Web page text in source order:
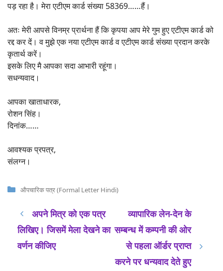
पड़ रहा है। मेरा एटीएम कार्ड संख्या 58369……हैं।
अतः मेरी आपसे विनम्र प्रार्थना हैं कि कृपया आप मेरे गुम हुए एटीएम कार्ड को
रद्द कर दें। व मुझे एक नया एटीएम कार्ड व एटीएम कार्ड संख्या प्रदान करके
कृतार्थ करें।
इसके लिए मै आपका सदा आभारी रहूंगा।
सधन्यवाद।
आपका खाताधारक,
रोशन सिंह।
दिनांक……
आवश्यक प्रपत्र,
संलग्न।
Categories
औपचारिक पत्र (Formal Letter Hindi)
अपने मित्र को एक पत्र
लिखिए। जिसमें मेला देखने का
वर्णन कीजिए
व्यापारिक लेन-देन के
सम्बन्ध में कम्पनी की ओर
से पहला ऑर्डर प्राप्त
करने पर धन्यवाद देते हुए